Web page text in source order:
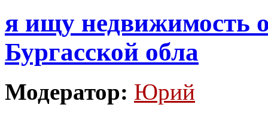
я ищу недвижимость
Бургасской обла
Модератор: Юрий